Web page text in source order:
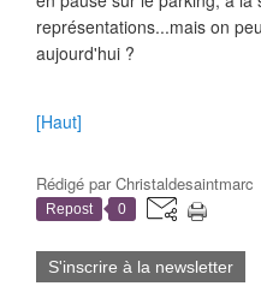
représentations...mais on
aujourd'hui ?
[Haut]
Rédigé parChristaldesaintmarc
Repost 0
S'inscrire à la newsletter